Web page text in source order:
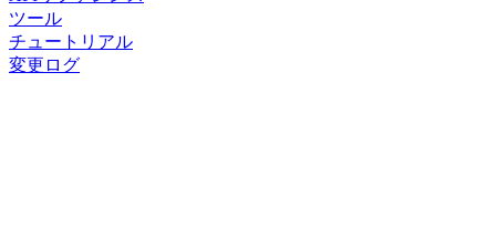
ツール
チュートリアル
変更ログ